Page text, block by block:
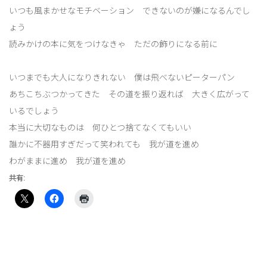
いつも風まかせなモチベーション できないのが嫌になるんでし
ょう
読みかけの本に気をつけなきゃ ただの飾りになる前に
いつまでも大人になりきれない 僕は飛べないピーターパン
あちこちぶつかってきた その道を振り返れば 大きく広がって
いるでしょう
本当に大切なものは 何ひとつ捨てなくてもいい
誰かに不器用すぎだって笑われても 我が道を進め
わがままに進め 我が道を進め
共有: